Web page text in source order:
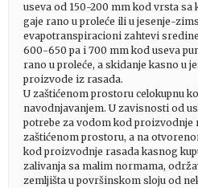
useva od 150-200 mm kod vrsta sa
gaje rano u proleće ili u jesenje-
evapotranspiracioni zahtevi
600-650 pa i 700 mm kod useva
rano u proleće, a skidanje kasno u
proizvode iz rasada.
U zaštićenom prostoru celokupnu
navodnjavanjem. U zavisnosti od
potrebe za vodom kod proizvodnje
zaštićenom prostoru, a na
kod proizvodnje rasada kasnog
zalivanja sa malim normama,
zemljišta u površinskom sloju od